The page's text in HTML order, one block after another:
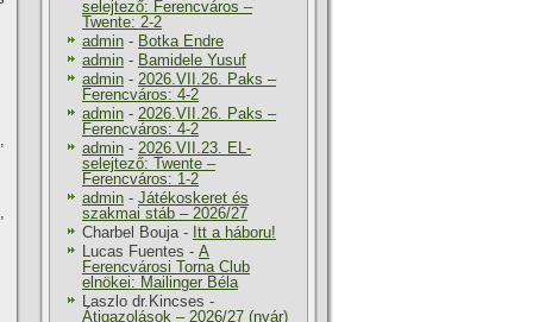
selejtező: Ferencváros –
Twente: 2-2
admin - Botka Endre
admin - Bamidele Yusuf
admin - 2026.VII.26. Paks –
Ferencváros: 4-2
admin - 2026.VII.26. Paks –
Ferencváros: 4-2
admin - 2026.VII.23. EL-
selejtező: Twente –
Ferencváros: 1-2
admin - Játékoskeret és
szakmai stáb – 2026/27
Charbel Bouja- Itt a háboru!
Lucas Fuentes - A
Ferencvárosi Torna Club
elnökei: Mailinger Béla
Laszlo dr.Kincses -
Átigazolások – 2026/27 (nyár)